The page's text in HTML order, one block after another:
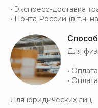
• Экспресс-доставка
• Почта России (в т.ч.
Для
•
•
Для юридических лиц